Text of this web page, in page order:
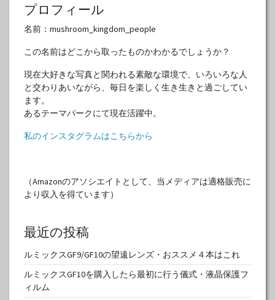
プロフィール
名前：mushroom_kingdom_people
この名前はどこから取ったものかわかるでしょうか？
現在大好きな写真と関われる素敵な環境で、いろいろな人
と交わりあいながら、毎日を楽しく生き生きと過ごしてい
ます。
あるテーマパークにて現在活躍中。
私のインスタグラムはこちらから
（Amazonのアソシエイトとして、当メディアは適格販売に
より収入を得ています）
最近の投稿
ルミックスGF9/GF10の望遠レンズ・おススメ４本はこれ
ルミックスGF10を購入したら最初に行う儀式・液晶保護フ
ィルム